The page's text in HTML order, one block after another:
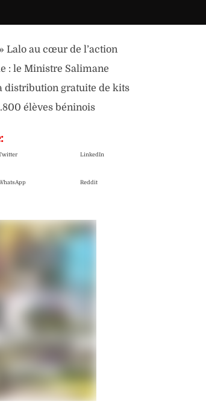
» Lalo au cœur de l’action
: le Ministre Salimane
distribution gratuite de kits
élèves béninois
LinkedIn
Reddit